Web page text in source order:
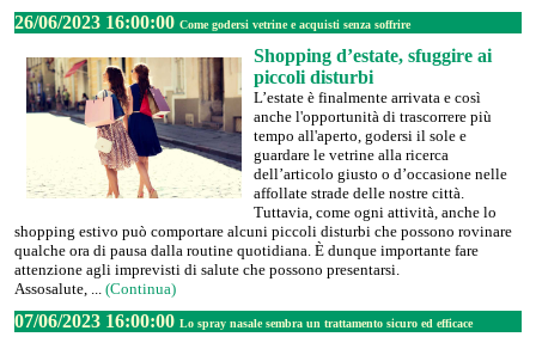
26/06/2023 16:00:00 Come godersi vetrine e acquisti senza soffrire
Shopping d’estate, sfuggire ai
piccoli disturbi
L’estate è finalmente arrivata e così
anche l'opportunità di trascorrere più
tempo all'aperto, godersi il sole e
guardare le vetrine alla ricerca
dell’articolo giusto o d’occasione nelle
affollate strade delle nostre città.
Tuttavia, come ogni attività, anche lo
shopping estivo può comportare alcuni piccoli disturbi che possono rovinare
qualche ora di pausa dalla routine quotidiana. È dunque importante fare
attenzione agli imprevisti di salute che possono presentarsi.
Assosalute, ... (Continua)
07/06/2023 16:00:00 Lo spray nasale sembra un trattamento sicuro ed efficace